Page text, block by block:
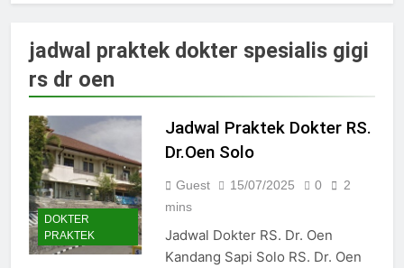
Pendaftaran Pasien BPJS
15/07/2025
Jadwal Dokter RS PKU Solo:
Jadwal Praktek Dokter RS
Maguan Husada Wonogiri
Daftar online rs sarila
husada sragen
Jadwal Dokter RS. Puri Asih
Salatiga 2025
jadwal praktek dokter spesialis gigi
rs dr oen
DOKTER
PRAKTEK
Jadwal Praktek Dokter RS.
Dr.Oen Solo
Guest 15/07/2025 0
2
mins
Jadwal Dokter RS. Dr. Oen
Kandang Sapi Solo RS. Dr. Oen